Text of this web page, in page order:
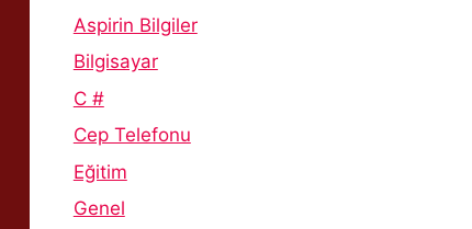
Aspirin Bilgiler
Bilgisayar
C #
Cep Telefonu
Eğitim
Genel